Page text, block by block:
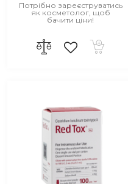
Потрібно зареєструватись
як косметолог, щоб
бачити ціни!